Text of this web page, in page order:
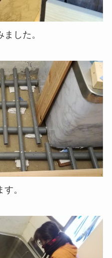
した。
。